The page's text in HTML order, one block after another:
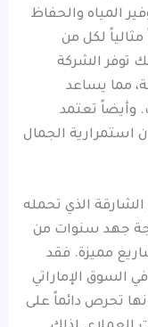
المياه والحفاظ
لكل من
توفر الشركة
مما يساعد
وأيضاً تعتمد
استمرارية الجمال
الذي تحمله
جهد سنوات من
مميزة. فقد
السوق الإماراتي
أنها تحرص دائماً على